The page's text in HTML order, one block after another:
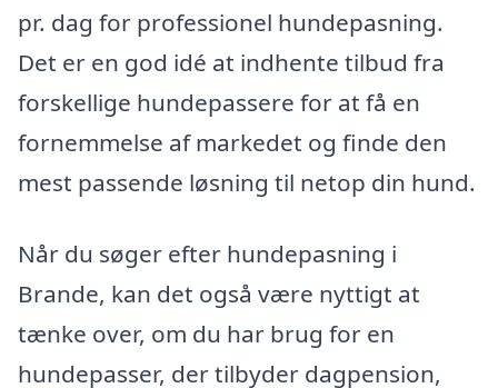
pr. dag for professionel hundepasning.
Det er en god idé at indhente tilbud fra
forskellige hundepassere for at få en
fornemmelse af markedet og finde den
mest passende løsning til netop din hund.
Når du søger efter hundepasning i
Brande, kan det også være nyttigt at
tænke over, om du har brug for en
hundepasser, der tilbyder dagpension,